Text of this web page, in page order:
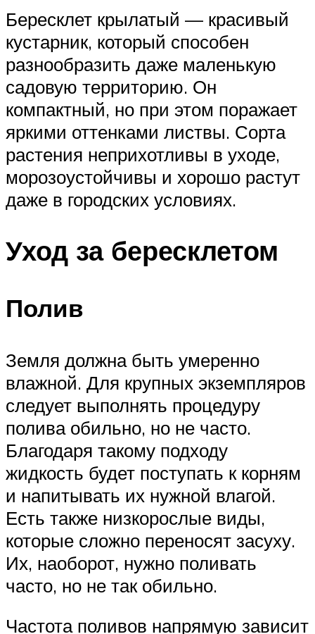
Бересклет крылатый — красивый
кустарник, который способен
разнообразить даже маленькую
садовую территорию. Он
компактный, но при этом поражает
яркими оттенками листвы. Сорта
растения неприхотливы в уходе,
морозоустойчивы и хорошо растут
даже в городских условиях.
Уход за бересклетом
Полив
Земля должна быть умеренно
влажной. Для крупных экземпляров
следует выполнять процедуру
полива обильно, но не часто.
Благодаря такому подходу
жидкость будет поступать к корням
и напитывать их нужной влагой.
Есть также низкорослые виды,
которые сложно переносят засуху.
Их, наоборот, нужно поливать
часто, но не так обильно.
Частота поливов напрямую зависит